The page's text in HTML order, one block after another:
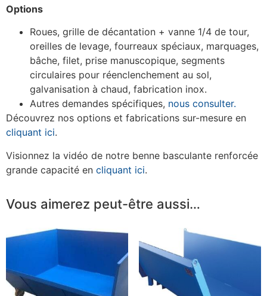
Options
Roues, grille de décantation + vanne 1/4 de tour,
oreilles de levage, fourreaux spéciaux, marquages,
bâche, filet, prise manuscopique, segments
circulaires pour réenclenchement au sol,
galvanisation à chaud, fabrication inox.
Autres demandes spécifiques, nous consulter.
Découvrez nos options et fabrications sur-mesure en
cliquant ici.
Visionnez la vidéo de notre benne basculante renforcée
grande capacité en cliquant ici.
Vous aimerez peut-être aussi…